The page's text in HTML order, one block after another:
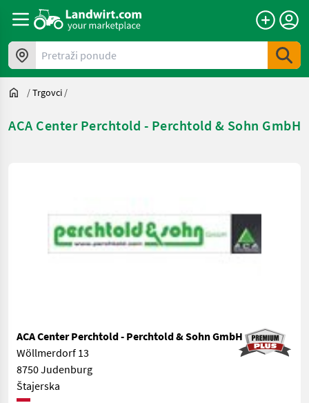
Pretraži ponude
/Trgovci /
ACA Center Perchtold - Perchtold & Sohn GmbH
ACA Center Perchtold - Perchtold & Sohn GmbH
Wöllmerdorf 13
8750 Judenburg
Štajerska